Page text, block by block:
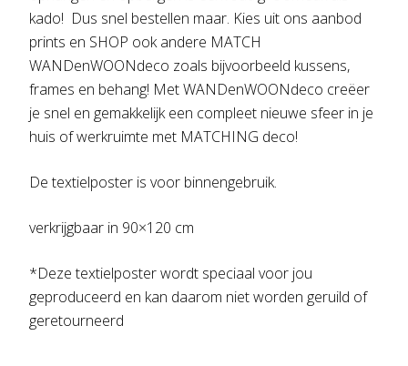
kado! Dus snel bestellen maar. Kies uit ons aanbod
prints en SHOP ook andere MATCH
WANDenWOONdeco zoals bijvoorbeeld kussens,
frames en behang! Met WANDenWOONdeco creëer
je snel en gemakkelijk een compleet nieuwe sfeer in je
huis of werkruimte met MATCHING deco!
De textielposter is voor binnengebruik.
verkrijgbaar in 90×120 cm
*Deze textielposter wordt speciaal voor jou
geproduceerd en kan daarom niet worden geruild of
geretourneerd